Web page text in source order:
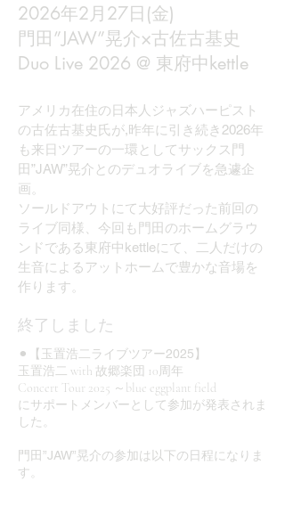
2026年2月27日(金)
門田”JAW”晃介×古佐古基史
Duo Live 2026 @ 東府中kettle
アメリカ在住の日本人ジャズハーピスト
の古佐古基史氏が,昨年に引き続き2026年
も来日ツアーの一環としてサックス門
田”JAW”晃介とのデュオライブを急遽企
画。
ソールドアウトにて大好評だった前回の
ライブ同様、今回も門田のホームグラウ
ンドである東府中kettleにて、二人だけの
生音によるアットホームで豊かな音場を
作ります。
終了しました
⚫︎【玉置浩二ライブツアー2025】
玉置浩二 with 故郷楽団 10周年
Concert Tour 2025 ～blue eggplant field
にサポートメンバーとして参加が発表されま
した。
門田”JAW”晃介の参加は以下の日程になりま
す。